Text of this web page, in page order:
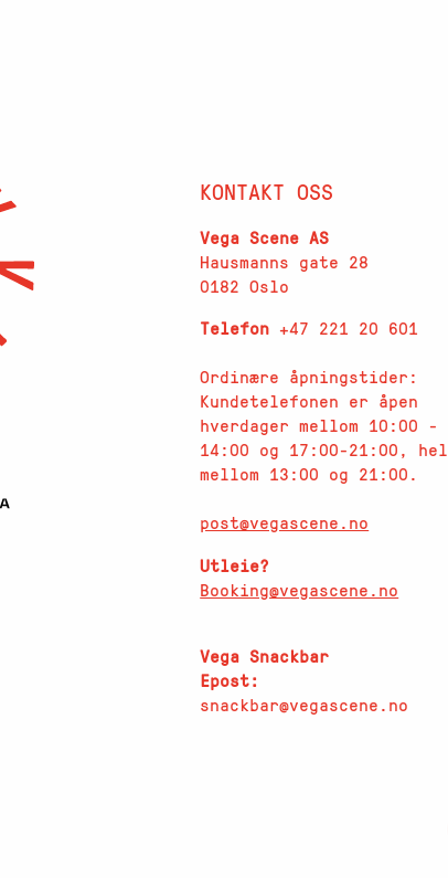
KONTAKT OSS
Vega Scene AS
Hausmanns gate 28
0182 Oslo
Telefon+47 221 20 601
Ordinære åpningstider:
Kundetelefonen er åpen
hverdager mellom 10:00 -
14:00 og 17:00-21:00,
mellom 13:00 og 21:00.
post@vegascene.no
Utleie?
Booking@vegascene.no
Vega Snackbar
Epost:
snackbar@vegascene.no